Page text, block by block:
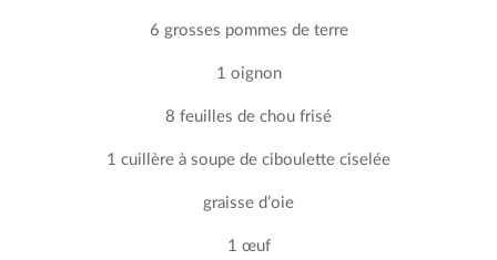
6 grosses pommes de terre
1 oignon
8 feuilles de chou frisé
1 cuillère à soupe de ciboulette ciselée
graisse d’oie
1 œuf